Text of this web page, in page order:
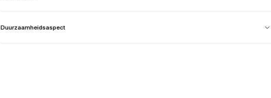
Duurzaamheidsaspect